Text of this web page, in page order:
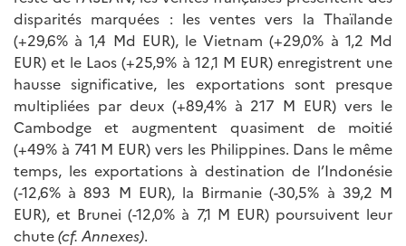
disparités marquées : les ventes vers la Thaïlande
(+29,6% à 1,4 Md EUR), le Vietnam (+29,0% à 1,2 Md
EUR) et le Laos (+25,9% à 12,1 M EUR) enregistrent une
hausse significative, les exportations sont presque
multipliées par deux (+89,4% à 217 M EUR) vers le
Cambodge et augmentent quasiment de moitié
(+49% à 741 M EUR) vers les Philippines. Dans le même
temps, les exportations à destination de l’Indonésie
(-12,6% à 893 M EUR), la Birmanie (-30,5% à 39,2 M
EUR), et Brunei (-12,0% à 7,1 M EUR) poursuivent leur
chute(cf. Annexes).